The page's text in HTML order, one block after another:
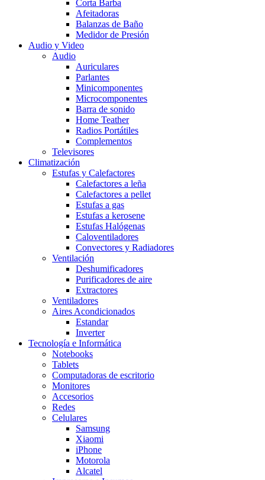
Corta Barba
Afeitadoras
Balanzas de Baño
Medidor de Presión
Audio y Video
Audio
Auriculares
Parlantes
Minicomponentes
Microcomponentes
Barra de sonido
Home Teather
Radios Portátiles
Complementos
Televisores
Climatización
Estufas y Calefactores
Calefactores a leña
Calefactores a pellet
Estufas a gas
Estufas a kerosene
Estufas Halógenas
Caloventiladores
Convectores y Radiadores
Ventilación
Deshumificadores
Purificadores de aire
Extractores
Ventiladores
Aires Acondicionados
Estandar
Inverter
Tecnología e Informática
Notebooks
Tablets
Computadoras de escritorio
Monitores
Accesorios
Redes
Celulares
Samsung
Xiaomi
iPhone
Motorola
Alcatel